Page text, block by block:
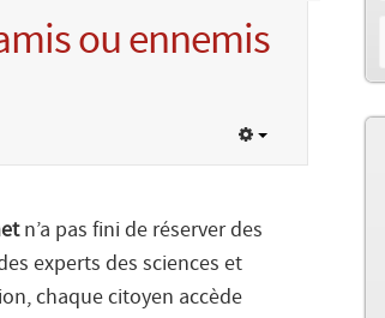
ou ennemis
n’a pas fini de réserver des
experts des sciences et
chaque citoyen accède